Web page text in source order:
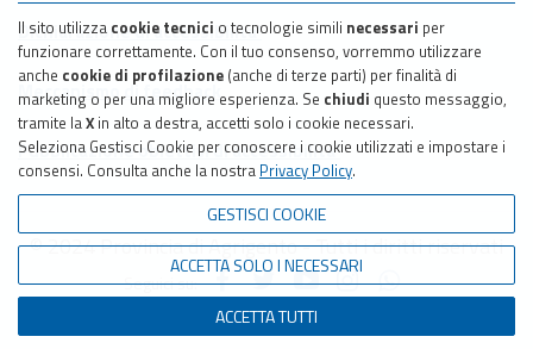
Il sito utilizza cookie tecnici o tecnologie simili necessari per
funzionare correttamente. Con il tuo consenso, vorremmo utilizzare
anche cookie di profilazione (anche di terze parti) per finalità di
marketing o per una migliore esperienza. Se chiudi questo messaggio,
tramite laX in alto a destra, accetti solo i cookie necessari.
Seleziona Gestisci Cookie per conoscere i cookie utilizzati e impostare i
consensi. Consulta anche la nostra Privacy Policy.
GESTISCI COOKIE
ACCETTA SOLO I NECESSARI
ACCETTA TUTTI
Dichiarazione di accessibilita'
Meccanismo di feedback
Pubblicazione obiettivi di accessibilita'
© 2024 Provincia di Agrigento - Tutti i diritti riservati
Seguici su: